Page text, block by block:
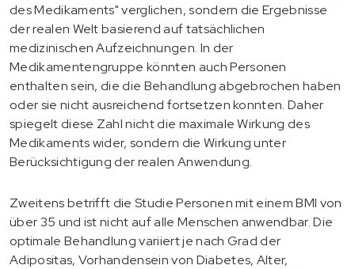
des Medikaments" verglichen, sondern die Ergebnisse
der realen Welt basierend auf tatsächlichen
medizinischen Aufzeichnungen. In der
Medikamentengruppe könnten auch Personen
enthalten sein, die die Behandlung abgebrochen haben
oder sie nicht ausreichend fortsetzen konnten. Daher
spiegelt diese Zahl nicht die maximale Wirkung des
Medikaments wider, sondern die Wirkung unter
Berücksichtigung der realen Anwendung.
Zweitens betrifft die Studie Personen mit einem BMI von
über 35 und ist nicht auf alle Menschen anwendbar. Die
optimale Behandlung variiert je nach Grad der
Adipositas, Vorhandensein von Diabetes, Alter,